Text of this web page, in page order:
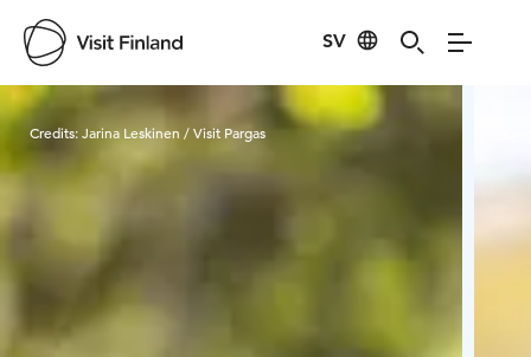
SV
Visit Finland
Credits:Jarina Leskinen / Visit Pargas